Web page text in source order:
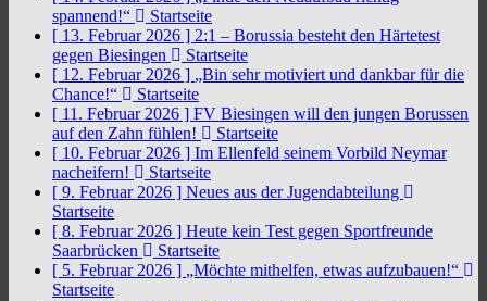
spannend!“
Startseite
[ 13. Februar 2026 ] 2:1 – Borussia besteht den Härtetest
gegen Biesingen
Startseite
[ 12. Februar 2026 ] „Bin sehr motiviert und dankbar für die
Chance!“
Startseite
[ 11. Februar 2026 ] FV Biesingen will den jungen Borussen
auf den Zahn fühlen!
Startseite
[ 10. Februar 2026 ] Im Ellenfeld seinem Vorbild Neymar
nacheifern!
Startseite
[ 9. Februar 2026 ] Neues aus der Jugendabteilung
Startseite
[ 8. Februar 2026 ] Heute kein Test gegen Sportfreunde
Saarbrücken
Startseite
[ 5. Februar 2026 ] „Möchte mithelfen, etwas aufzubauen!“
Startseite